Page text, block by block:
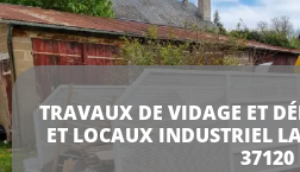
TRAVAUX DE VIDAGE ET
ET LOCAUX INDUSTRIEL
37120